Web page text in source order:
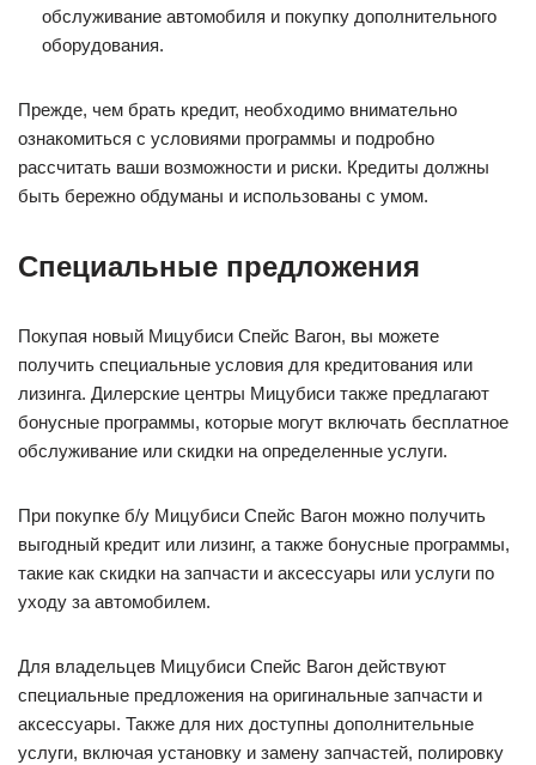
обслуживание автомобиля и покупку дополнительного
оборудования.
Прежде, чем брать кредит, необходимо внимательно
ознакомиться с условиями программы и подробно
рассчитать ваши возможности и риски. Кредиты должны
быть бережно обдуманы и использованы с умом.
Специальные предложения
Покупая новый Мицубиси Спейс Вагон, вы можете
получить специальные условия для кредитования или
лизинга. Дилерские центры Мицубиси также предлагают
бонусные программы, которые могут включать бесплатное
обслуживание или скидки на определенные услуги.
При покупке б/у Мицубиси Спейс Вагон можно получить
выгодный кредит или лизинг, а также бонусные программы,
такие как скидки на запчасти и аксессуары или услуги по
уходу за автомобилем.
Для владельцев Мицубиси Спейс Вагон действуют
специальные предложения на оригинальные запчасти и
аксессуары. Также для них доступны дополнительные
услуги, включая установку и замену запчастей, полировку